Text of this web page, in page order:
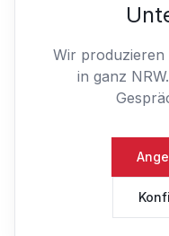
Wir produzieren
in ganz NRW.